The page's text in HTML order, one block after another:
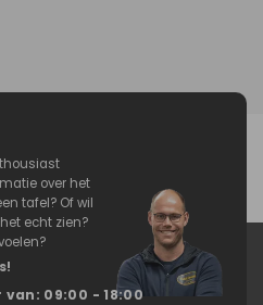
over het
tafel? Of wil
echt zien?
09:00 - 18:00